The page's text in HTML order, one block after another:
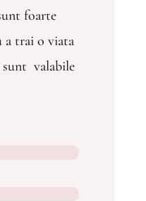
foarte
trai o viata
sunt valabile